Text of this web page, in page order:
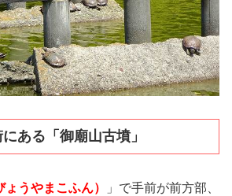
ある「御廟山古墳」
うやまこふん）
」で手前が前方部、